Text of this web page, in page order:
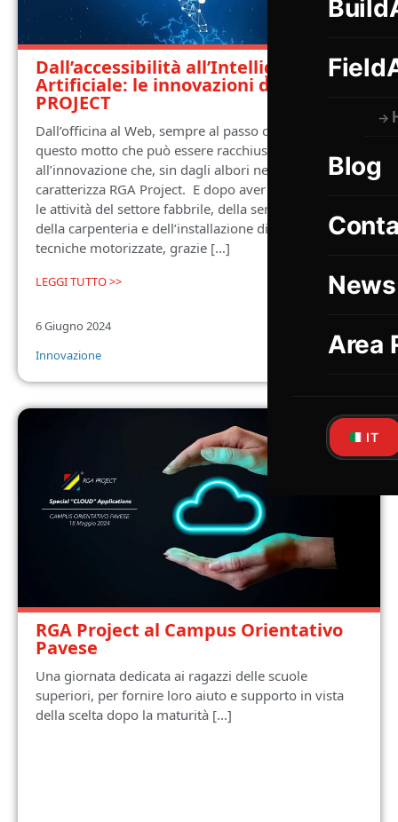
Blog
News
Area
IT
Dall’accessibilità all’Intelligenza
Artificiale: le innovazioni di RGA
PROJECT
Dall’officina al Web, sempre al passo con i tempi. È in
questo motto che può essere racchiusa la forte spinta
all’innovazione che, sin dagli albori nel 2005,
caratterizza RGA Project. E dopo aver rivoluzionato
le attività del settore fabbrile, della serramentistica,
della carpenteria e dell’installazione di chiusure
tecniche motorizzate, grazie [...]
LEGGI TUTTO >>
6 Giugno 2024
Innovazione
RGA Project al Campus Orientativo
Pavese
Una giornata dedicata ai ragazzi delle scuole
superiori, per fornire loro aiuto e supporto in vista
della scelta dopo la maturità [...]